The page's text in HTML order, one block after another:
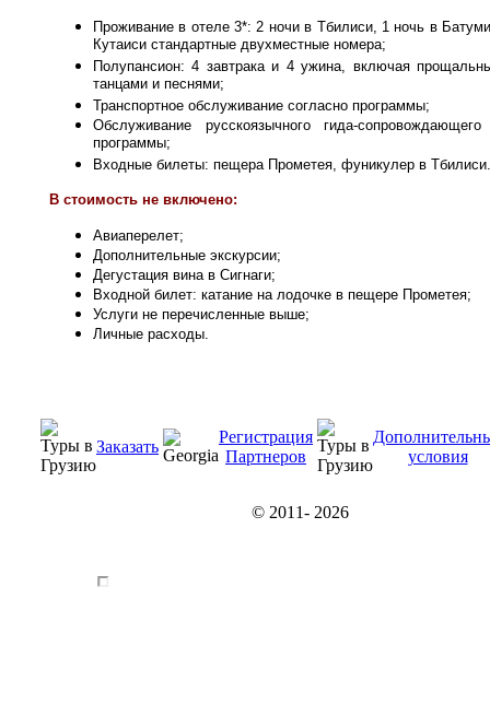
Проживание в отеле 3*: 2 ночи в Тбилиси, 1 ночь в
Кутаиси стандартные двухместные номера;
Полупансион: 4 завтрака и 4 ужина, включая
танцами и песнями;
Транспортное обслуживание согласно программы;
Обслуживание русскоязычного гида-сопровождающего
программы;
Входные билеты: пещера Прометея, фуникулер в Тбилиси.
В стоимость не включено:
Авиаперелет;
Дополнительные экскурсии;
Дегустация вина в Сигнаги;
Входной билет: катание на лодочке в пещере Прометея;
Услуги не перечисленные выше;
Личные расходы.
Заказать
Регистрация
Партнеров
условия
© 2011- 2026